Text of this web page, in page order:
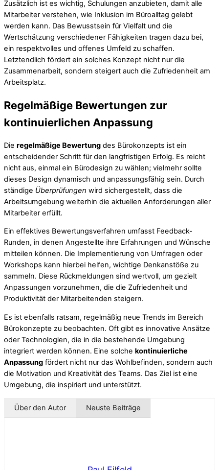
Zusätzlich ist es wichtig, Schulungen anzubieten, damit alle
Mitarbeiter verstehen, wie Inklusion im Büroalltag gelebt
werden kann. Das Bewusstsein für Vielfalt und die
Wertschätzung verschiedener Fähigkeiten tragen dazu bei,
ein respektvolles und offenes Umfeld zu schaffen.
Letztendlich fördert ein solches Konzept nicht nur die
Zusammenarbeit, sondern steigert auch die Zufriedenheit am
Arbeitsplatz.
Regelmäßige Bewertungen zur
kontinuierlichen Anpassung
Die regelmäßige Bewertung des Bürokonzepts ist ein
entscheidender Schritt für den langfristigen Erfolg. Es reicht
nicht aus, einmal ein Bürodesign zu wählen; vielmehr sollte
dieses Design dynamisch und anpassungsfähig sein. Durch
ständige Überprüfungen wird sichergestellt, dass die
Arbeitsumgebung weiterhin die aktuellen Anforderungen aller
Mitarbeiter erfüllt.
Ein effektives Bewertungsverfahren umfasst Feedback-
Runden, in denen Angestellte ihre Erfahrungen und Wünsche
mitteilen können. Die Implementierung von Umfragen oder
Workshops kann hierbei helfen, wichtige Denkanstöße zu
sammeln. Diese Rückmeldungen sind wertvoll, um gezielt
Anpassungen vorzunehmen, die die Zufriedenheit und
Produktivität der Mitarbeitenden steigern.
Es ist ebenfalls ratsam, regelmäßig neue Trends im Bereich
Bürokonzepte zu beobachten. Oft gibt es innovative Ansätze
oder Technologien, die in die bestehende Umgebung
integriert werden können. Eine solche kontinuierliche
Anpassung fördert nicht nur das Wohlbefinden, sondern auch
die Motivation und Kreativität des Teams. Das Ziel ist eine
Umgebung, die inspiriert und unterstützt.
Über den Autor Neuste Beiträge